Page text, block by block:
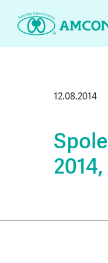
12.08.2014